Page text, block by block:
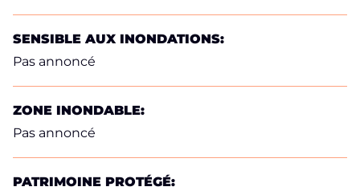
SENSIBLE AUX INONDATIONS:
Pas annoncé
ZONE INONDABLE:
Pas annoncé
PATRIMOINE PROTÉGÉ: